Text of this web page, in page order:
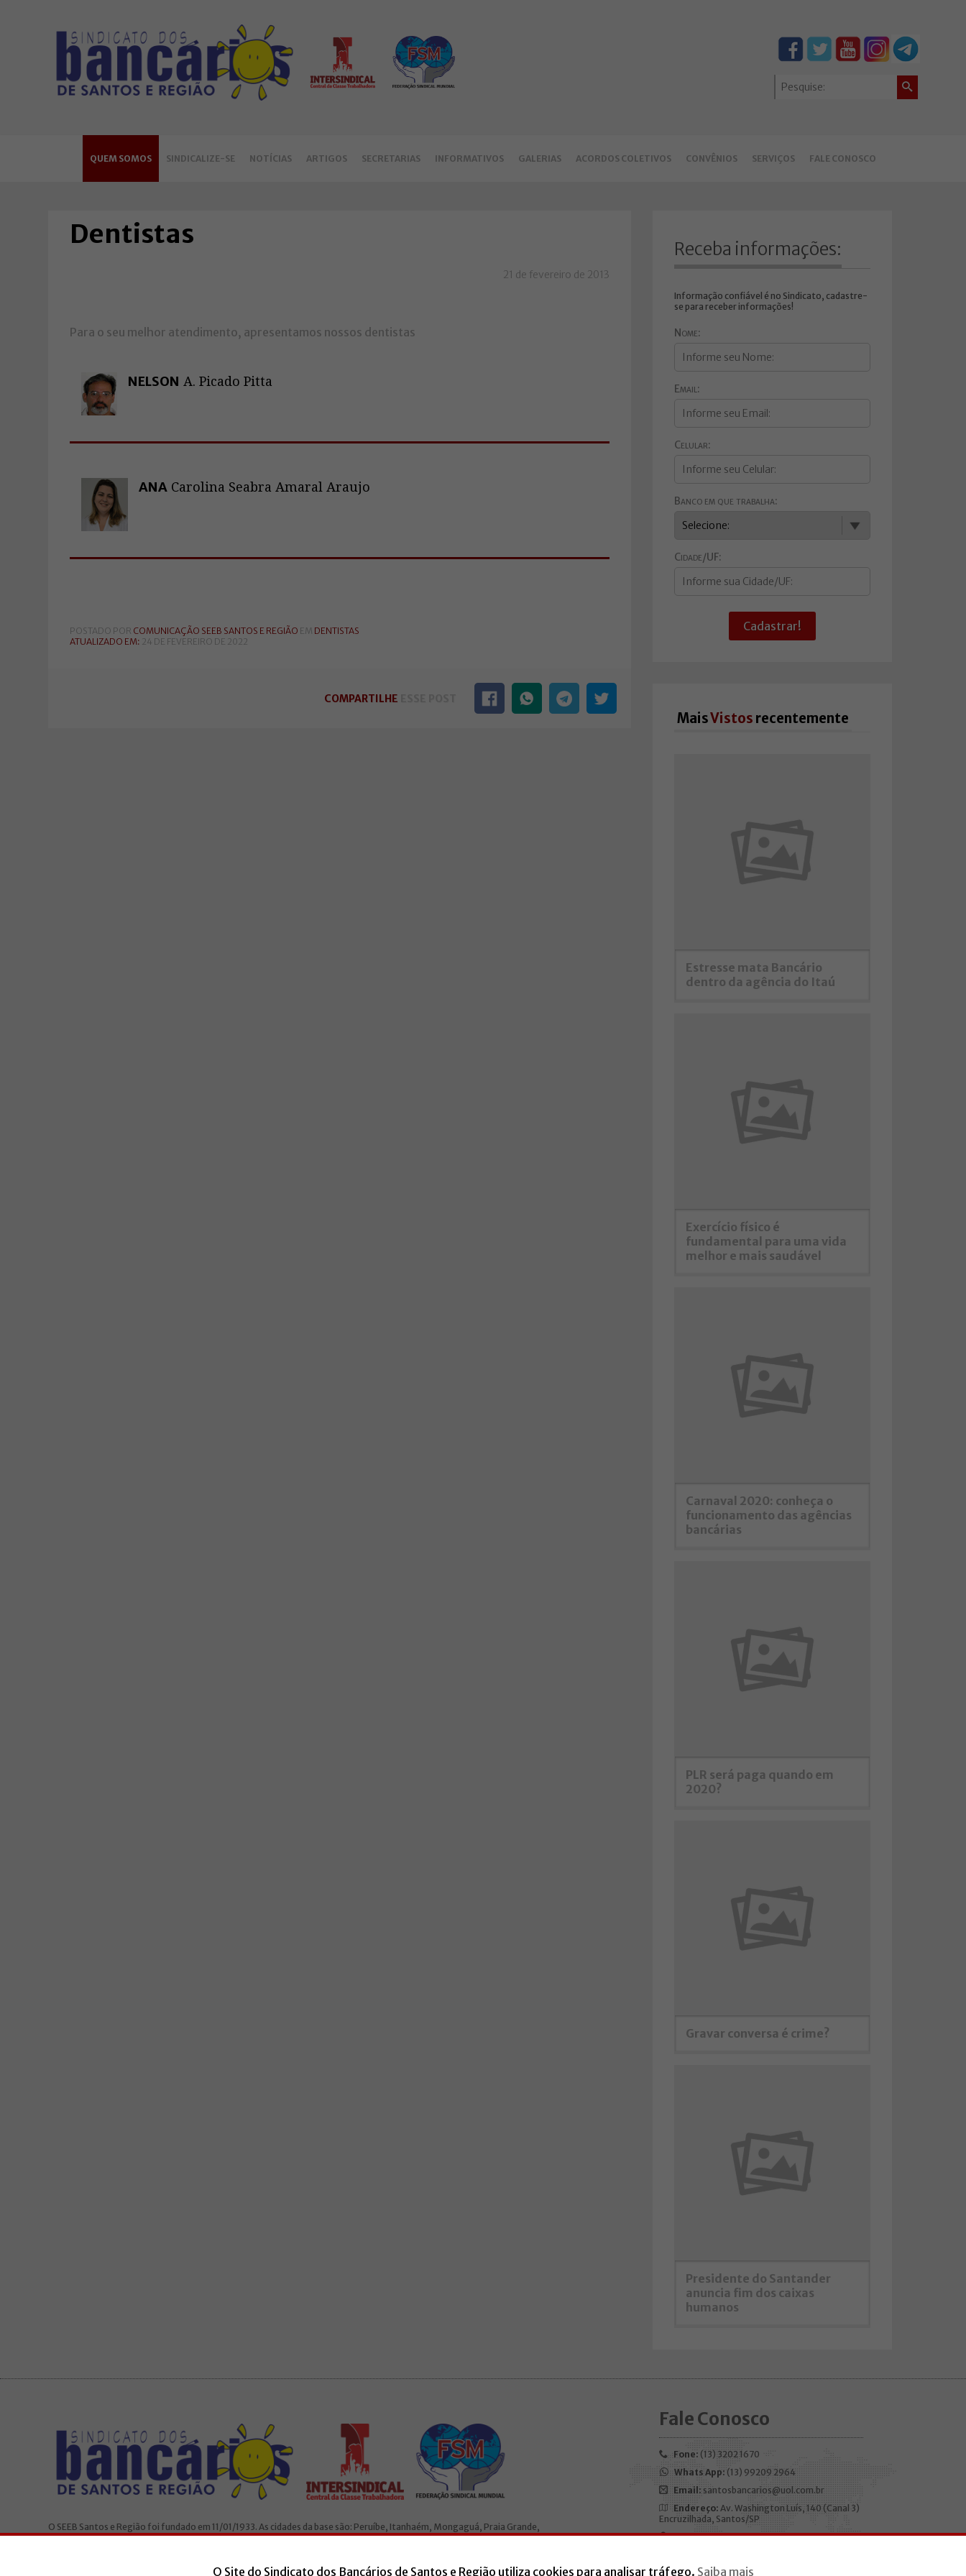
QUEM SOMOS SINDICALIZE-SE NOTÍCIAS ARTIGOS SECRETARIAS INFORMATIVOS GALERIAS ACORDOS COLETIVOS CONVÊNIOS SERVIÇOS FALE CONOSCO
Dentistas
21 de fevereiro de 2013
Para o seu melhor atendimento, apresentamos nossos dentistas
NELSON A. Picado Pitta
ANA Carolina Seabra Amaral Araujo
POSTADO POR COMUNICAÇÃO SEEB SANTOS E REGIÃO EM DENTISTAS
ATUALIZADO EM: 24 DE FEVEREIRO DE 2022
COMPARTILHE
Receba informações:
Informação confiável é no Sindicato, cadastre-
se para receber informações!
Nome:
Email:
Celular:
Banco em que trabalha:
Cidade/UF:
Cadastrar!
MaisVistos recentemente
Estresse mata Bancário
dentro da agência do Itaú
Exercício físico é
fundamental para uma vida
melhor e mais saudável
Carnaval 2020: conheça o
funcionamento das agências
bancárias
PLR será paga quando em
2020?
Gravar conversa é crime?
Presidente do Santander
anuncia fim dos caixas
humanos
O SEEB Santos e Região foi fundado em 11/01/1933. As cidades da base são: Peruíbe, Itanhaém, Mongaguá, Praia Grande,
São Vicente, Santos, Cubatão, Guarujá e Bertioga. O Sindicato é filiado à Intersindical e a Federação Sindical Mundial (FSM).
Fale Conosco
Fone: (13) 3202 1670
Whats App: (13) 99209 2964
Email: santosbancarios@uol.com.br
Endereço: Av. Washington Luís, 140 (Canal 3)
Encruzilhada, Santos/SP
CEP:11050-200
Horário de funcionamento:
O Site do Sindicato dos Bancários de Santos e Região utiliza cookies para analisar tráfego. Saiba mais